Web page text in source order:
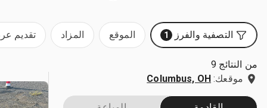
التصفية والفرز 1 الموقع المزاد تقديم
من النتائج 9
موقعك: Columbus, OH